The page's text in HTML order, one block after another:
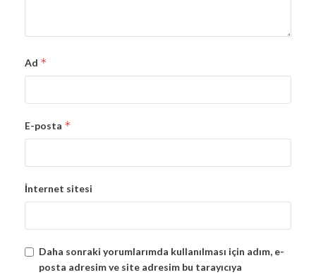
Ad *
E-posta *
İnternet sitesi
Daha sonraki yorumlarımda kullanılması için adım, e-
posta adresim ve site adresim bu tarayıcıya